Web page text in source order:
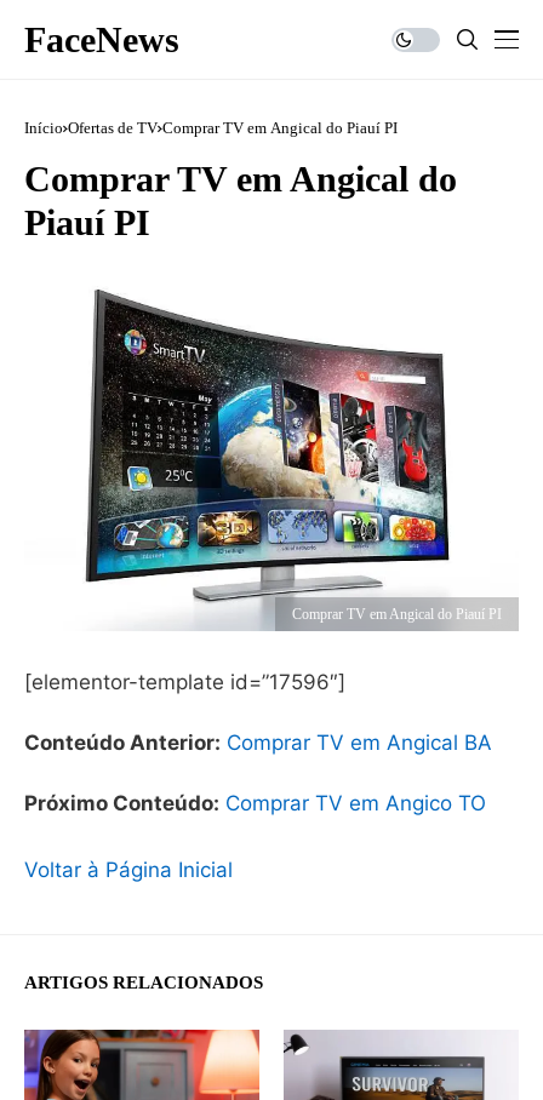
FaceNews
Início Ofertas de TV Comprar TV em Angical do Piauí PI
Comprar TV em Angical do
Piauí PI
Comprar TV em Angical do Piauí PI
[elementor-template id=”17596″]
Conteúdo Anterior: Comprar TV em Angical BA
Próximo Conteúdo: Comprar TV em Angico TO
Voltar à Página Inicial
ARTIGOS RELACIONADOS